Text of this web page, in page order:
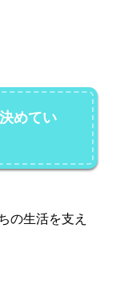
めてい
の生活を支え